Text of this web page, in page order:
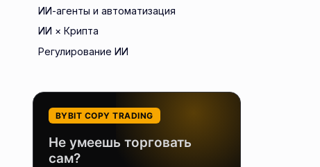
ИИ-агенты и автоматизация
ИИ × Крипта
Регулирование ИИ
BYBIT COPY TRADING
Не умеешь торговать
сам?